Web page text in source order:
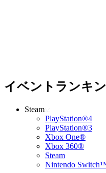
イベントランキ
Steam
PlayStation®4
PlayStation®3
Xbox One®
Xbox 360®
Steam
Nintendo